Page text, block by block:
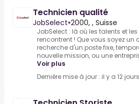
Technicien qualité
JobSelect•2000, , Suisse
JobSelect : là où les talents et
rencontrent ! Que vous soyez
recherche d'un poste fixe,
nouvelle mission, ou une
Voir plus
Dernière mise à jour : il y a 12 jours